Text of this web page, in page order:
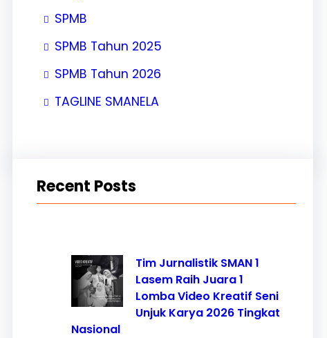
SPMB
SPMB Tahun 2025
SPMB Tahun 2026
TAGLINE SMANELA
Recent Posts
Tim Jurnalistik SMAN 1
Lasem Raih Juara 1
Lomba Video Kreatif Seni
Unjuk Karya 2026 Tingkat
Nasional